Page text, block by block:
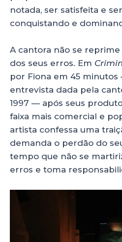
notada, ser satisfeita e
conquistando e
A cantora não se
dos seus erros. Em
por Fiona em 45
entrevista dada pela
1997 — após seus
faixa mais comercial e
artista confessa uma
demanda o perdão do
tempo que não se
erros e toma